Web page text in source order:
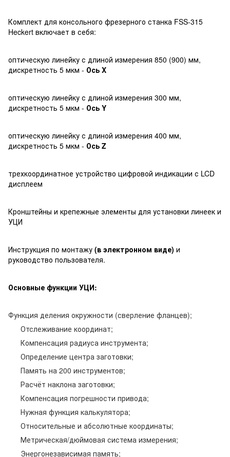
Комплект для консольного фрезерного станка FSS-315
Heckert включает в себя:
оптическую линейку с длиной измерения 850 (900) мм,
дискретность 5 мкм - Ось X
оптическую линейку с длиной измерения 300 мм,
дискретность 5 мкм - Ось Y
оптическую линейку с длиной измерения 400 мм,
дискретность 5 мкм - Ось Z
трехкоординатное устройство цифровой индикации с LCD
дисплеем
Кронштейны и крепежные элементы для установки линеек и
УЦИ
Инструкция по монтажу (в электронном виде) и
руководство пользователя.
Основные функции УЦИ:
Функция деления окружности (сверление фланцев);
Отслеживание координат;
Компенсация радиуса инструмента;
Определение центра заготовки;
Память на 200 инструментов;
Расчёт наклона заготовки;
Компенсация погрешности привода;
Нужная функция калькулятора;
Относительные и абсолютные координаты;
Метрическая/дюймовая система измерения;
Энергонезависимая память;